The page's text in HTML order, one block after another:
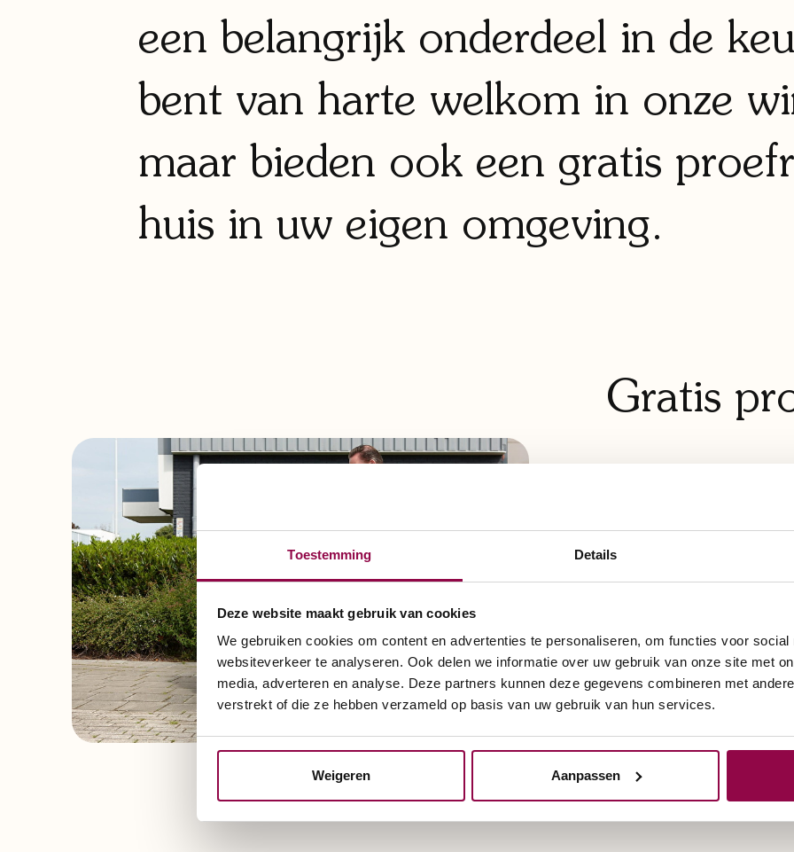
Toestemming Details
Deze website maakt gebruik van cookies
We gebruiken cookies om content en advertenties te personaliseren, om functies voor social
websiteverkeer te analyseren. Ook delen we informatie over uw gebruik van onze site met
media, adverteren en analyse. Deze partners kunnen deze gegevens combineren met
verstrekt of die ze hebben verzameld op basis van uw gebruik van hun services.
Weigeren Aanpassen
een belangrijk onderdeel in de
bent van harte welkom in onze
maar bieden ook een gratis
huis in uw eigen omgeving.
Gratis
Bij het kiezen van de
om deze in uw eigen
bieden wij de
Het ultieme gemak. U
kans om de
testen, zodat u zeker
Onze deskundige
naar u toe en zorgen
grondige test.
Ontvang gratis